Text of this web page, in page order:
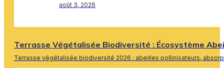
août 3, 2026
Terrasse Végétalisée Biodiversité : Écosystème
Terrasse végétalisée biodiversité 2026 : abeilles pollinisateurs,